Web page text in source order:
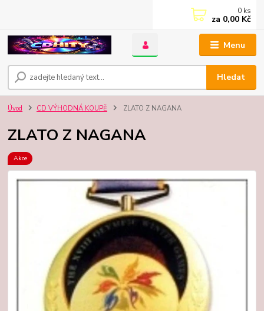
Menu
Hledat
0 ks
za 0,00 Kč
Úvod CD VÝHODNÁ KOUPĚ ZLATO Z NAGANA
ZLATO Z NAGANA
Akce